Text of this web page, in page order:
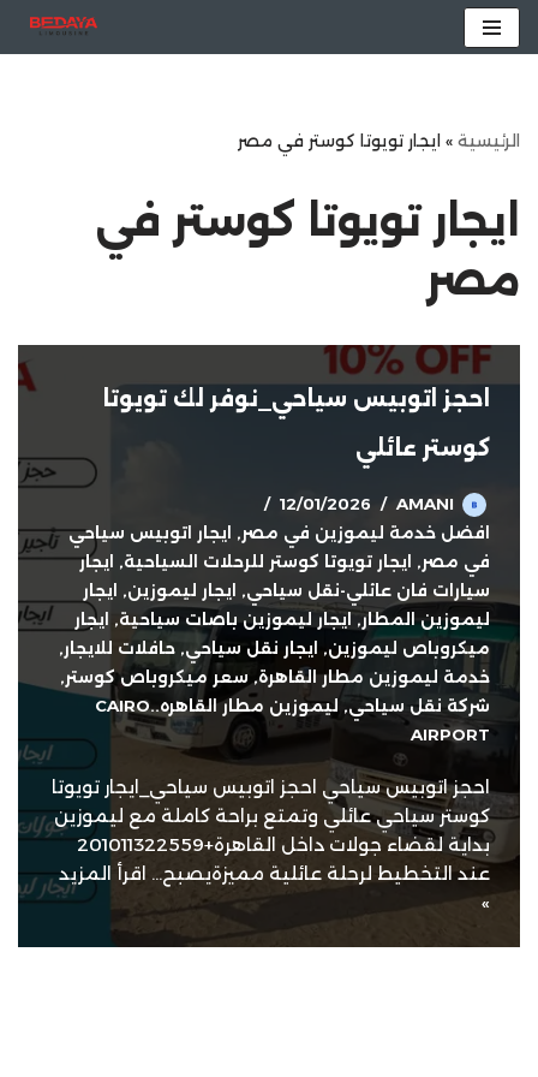
الرئيسية » ايجار تويوتا كوستر في مصر
ايجار تويوتا كوستر في
مصر
احجز اتوبيس سياحي_نوفر لك تويوتا
كوستر عائلي
AMANI
12/01/2026
افضل خدمة ليموزين في مصر,
ايجار اتوبيس سياحي
في مصر, ايجار تويوتا كوستر للرحلات السياحية,
ايجار
سيارات فان عائلي-نقل سياحي, ايجار ليموزين,
ايجار
ليموزين المطار, ايجار ليموزين باصات سياحية,
ايجار
ميكروباص ليموزين, ايجار نقل سياحي, حافلات للايجار,
خدمة ليموزين مطار القاهرة, سعر ميكروباص كوستر,
شركة نقل سياحي,
ليموزين مطار القاهره..CAIRO
AIRPORT
احجز اتوبيس سياحي احجز اتوبيس سياحي_ايجار تويوتا
كوستر سياحي عائلي وتمتع براحة كاملة مع ليموزين
بداية لقضاء جولات داخل القاهرة+201011322559
عند التخطيط لرحلة عائلية مميزةيصبح… اقرأ المزيد
»